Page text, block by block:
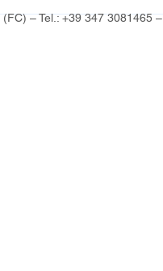
– Tel.: +39 347 3081465 –